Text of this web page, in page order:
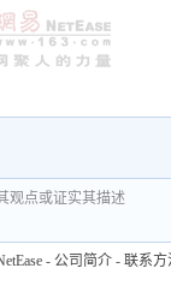
观点或证实其描述
- 公司简介 - 联系方